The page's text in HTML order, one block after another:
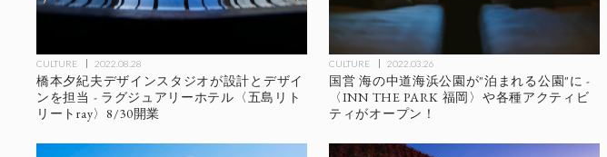
CULTURE 2022.08.28
橋本夕紀夫デザインスタジオが設計とデザイ
ンを担当 - ラグジュアリーホテル〈五島リト
リートray〉8/30開業
CULTURE 2022.03.26
国営 海の中道海浜公園が"泊まれる公園"に -
〈INN THE PARK 福岡〉や各種アクティビ
ティがオープン！